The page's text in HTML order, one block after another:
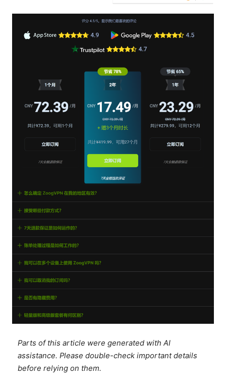
Parts of this article were generated with AI
assistance. Please double-check important details
before relying on them.